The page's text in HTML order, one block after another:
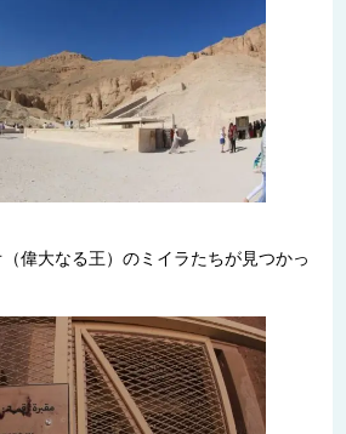
偉大なる王）のミイラたちが見つかっ